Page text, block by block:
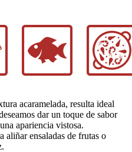
acaramelada, resulta ideal
dar un toque de sabor
apariencia vistosa.
aliñar ensaladas de frutas o